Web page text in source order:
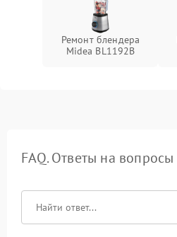
Ремонт блендера
Midea BL1192B
FAQ. Ответы на вопросы